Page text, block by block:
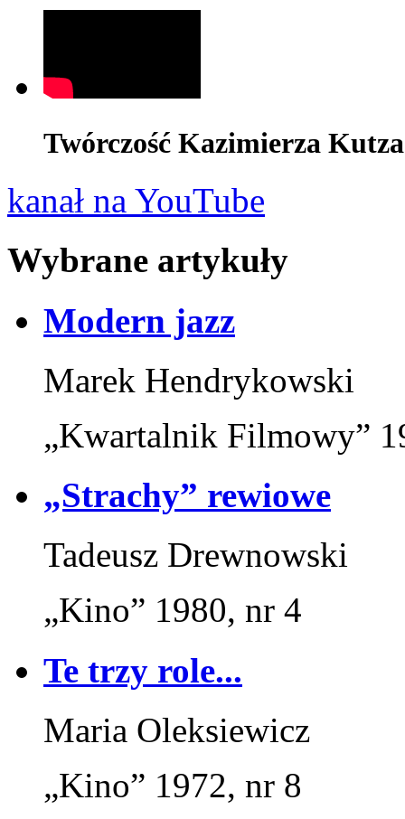
Twórczość Kazimierza
kanał na YouTube
Wybrane artykuły
Modern jazz
Marek Hendrykowski
„Kwartalnik Filmowy”
„Strachy” rewiowe
Tadeusz Drewnowski
„Kino” 1980, nr 4
Te trzy role...
Maria Oleksiewicz
„Kino” 1972, nr 8